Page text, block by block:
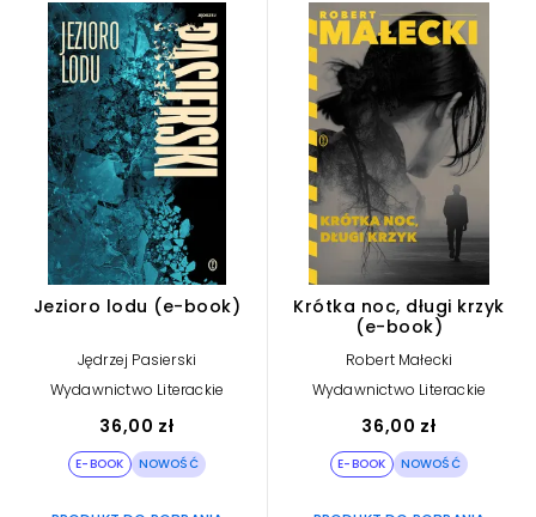
Jezioro lodu (e-book)
Jędrzej Pasierski
Wydawnictwo Literackie
36,00 zł
E-BOOK NOWOŚĆ
Krótka noc, długi krzyk
(e-book)
Robert Małecki
Wydawnictwo Literackie
36,00 zł
E-BOOK NOWOŚĆ